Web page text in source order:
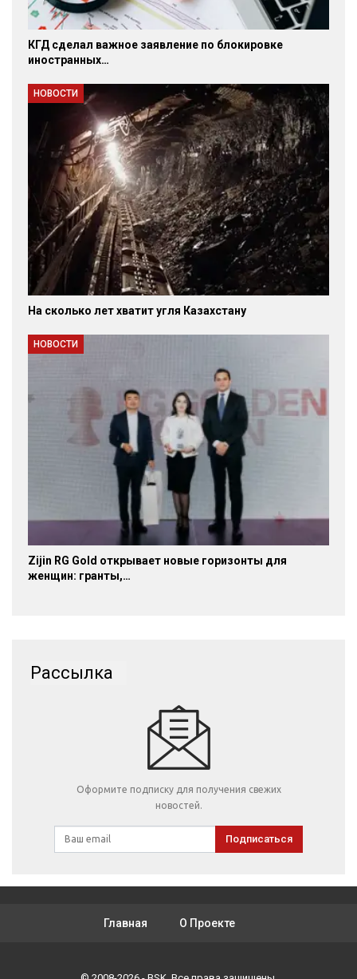
КГД сделал важное заявление по блокировке
иностранных…
НОВОСТИ
На сколько лет хватит угля Казахстану
НОВОСТИ
Zijin RG Gold открывает новые горизонты для
женщин: гранты,…
Рассылка
Оформите подписку для получения свежих
новостей.
Подписаться
Главная О Проекте